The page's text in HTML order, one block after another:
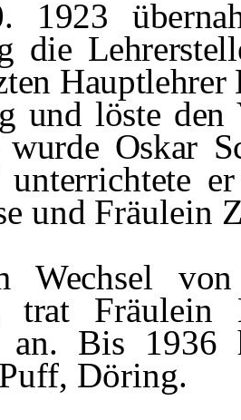
die Leh­
und löste
wurde Oskar
unterrichtete
und Fräulein
Wechsel
trat
an. Bis 1936
Döring.